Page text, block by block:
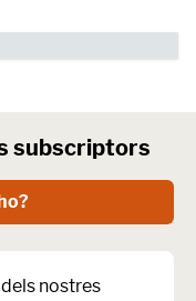
subscriptors
nostres